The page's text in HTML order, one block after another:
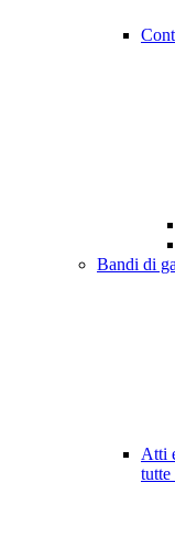
Bandi di
Atti
tutte